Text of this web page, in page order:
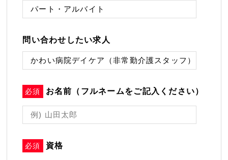
問い合わせしたい求人
必須 お名前（フルネームをご記入ください）
必須 資格